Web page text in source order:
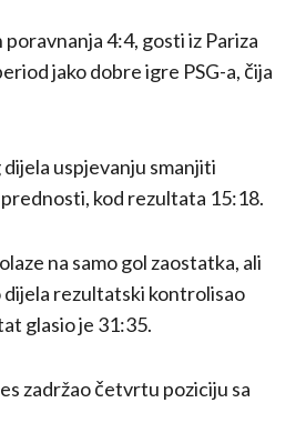
4:4, gosti iz Pariza
jako dobre igre PSG-a, čija
uspjevanju smanjiti
kod rezultata 15:18.
na samo gol zaostatka, ali
dijela rezultatski kontrolisao
glasio je 31:35.
zadržao četvrtu poziciju sa